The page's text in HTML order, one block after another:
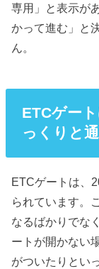
専用」と表示が
かって進む」と
ん。
ETCゲー
っくりと
ETCゲートは、
られています。
なるばかりでな
ートが開かない
がついたりとい